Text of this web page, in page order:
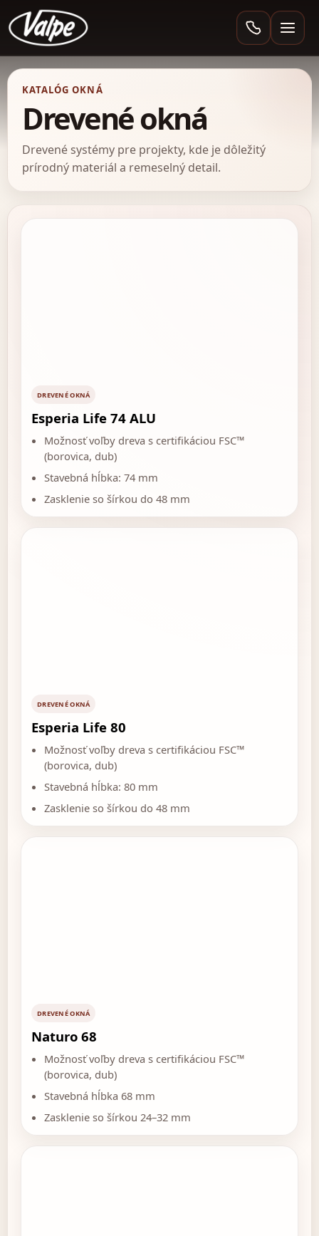
Valpe
KATALÓG OKNÁ
Drevené okná
Drevené systémy pre projekty, kde je dôležitý
prírodný materiál a remeselný detail.
DREVENÉ OKNÁ
Esperia Life 74 ALU
Možnosť voľby dreva s certifikáciou FSC™
(borovica, dub)
Stavebná hĺbka: 74 mm
Zasklenie so šírkou do 48 mm
DREVENÉ OKNÁ
Esperia Life 80
Možnosť voľby dreva s certifikáciou FSC™
(borovica, dub)
Stavebná hĺbka: 80 mm
Zasklenie so šírkou do 48 mm
DREVENÉ OKNÁ
Naturo 68
Možnosť voľby dreva s certifikáciou FSC™
(borovica, dub)
Stavebná hĺbka 68 mm
Zasklenie so šírkou 24–32 mm